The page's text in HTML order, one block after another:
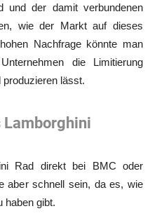
und der damit verbundenen
wie der Markt auf dieses
Nachfrage könnte man
die Limitierung
lässt.
Lamborghini
Rad direkt bei BMC oder
aber schnell sein, da es, wie
haben gibt.